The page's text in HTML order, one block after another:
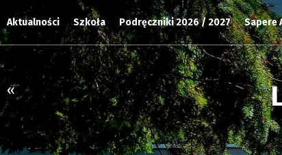
«
Aktualności Szkoła Podręczniki 2026 / 2027 Sapere